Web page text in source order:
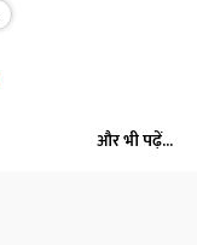
और भी पढ़ें...